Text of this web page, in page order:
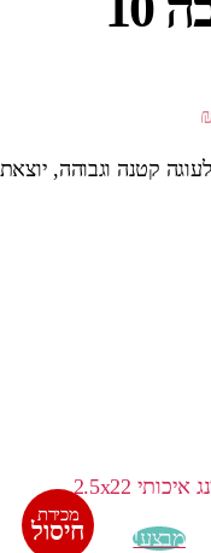
המחיר
הוא:קטנה וגבוהה,
מכירת
חיסול מבצע!